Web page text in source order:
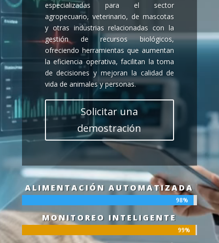
especializadas para el sector
agropecuario, veterinario, de mascotas
y otras industrias relacionadas con la
gestión de recursos biológicos,
ofreciendo herramientas que aumentan
la eficiencia operativa, facilitan la toma
de decisiones y mejoran la calidad de
vida de animales y personas.
Solicitar una
demostración
ALIMENTACIÓN AUTOMATIZADA
98%
98%
MONITOREO INTELIGENTE
99%
99%